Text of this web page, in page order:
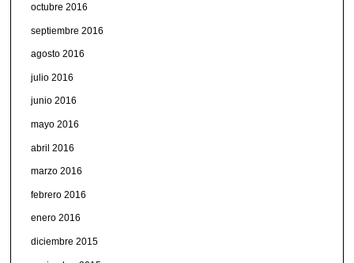
octubre 2016
septiembre 2016
agosto 2016
julio 2016
junio 2016
mayo 2016
abril 2016
marzo 2016
febrero 2016
enero 2016
diciembre 2015